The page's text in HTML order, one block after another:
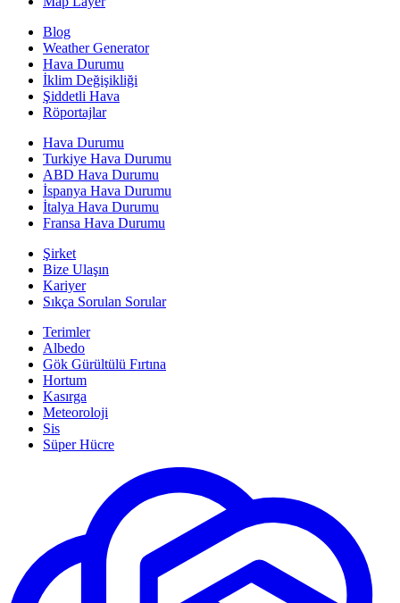
Blog
Weather Generator
Hava Durumu
İklim Değişikliği
Şiddetli Hava
Röportajlar
Hava Durumu
Turkiye Hava Durumu
ABD Hava Durumu
İspanya Hava Durumu
İtalya Hava Durumu
Fransa Hava Durumu
Şirket
Bize Ulaşın
Kariyer
Sıkça Sorulan Sorular
Terimler
Albedo
Gök Gürültülü Fırtına
Hortum
Kasırga
Meteoroloji
Sis
Süper Hücre